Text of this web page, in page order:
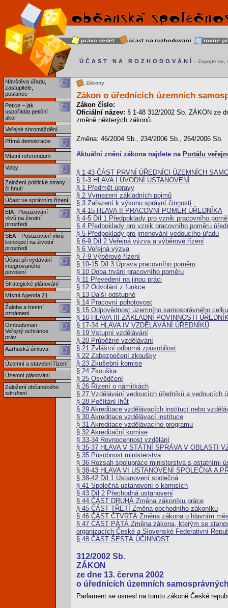
Návštěva úřadu,
zastupitele,
poslance
Petice – jak
uspořádat petiční
akci
Veřejné shromáždění
Přímá demokracie
Místní referendum
Volby
Založení politické strany
či hnutí
Účast ve správním řízení
EIA - Posuzování
vlivů na životní
prostředí
SEA – Posuzování vlivů
koncepcí na životní
prostředí
Účast při vydávání
integrovaného
povolení
Strategické plánování
Místní Agenda 21
Žaloba a trestní
oznámení
Ombudsman -
Veřejný ochránce
práv
Aarhuská úmluva
Územní a stavební řízení
Územní plánování
Založení občanského
sdružení
ÚČAST NA ROZHODOVÁNÍ - Zapojte se,
Zákony
Zákon o úřednících územních
Zákon číslo:
Oficiální název: § 1-48 312/2002 Sb. ZÁKON ze
změně některých zákonů.
Změna: 46/2004 Sb., 234/2006 Sb., 264/2006 Sb.
Aktuální znění zákona najdete na Portálu
§ 1-43 ČÁST PRVNÍ ÚŘEDNÍCI ÚZEMNÍCH
§ 1-3 HLAVA I ÚVODNÍ USTANOVENÍ
§ 1 Předmět úpravy
§ 2 Vymezení základních pojmů
§ 3 Zařazení k výkonu správní činnosti
§ 4-15 HLAVA II PRACOVNÍ POMĚR ÚŘEDNÍKA
§ 4-5 Díl 1 Předpoklady pro vznik pracovního
§ 4 Předpoklady pro vznik pracovního poměru
§ 5 Předpoklady pro jmenování vedoucího úřadu
§ 6-9 Díl 2 Veřejná výzva a výběrové řízení
§ 6 Veřejná výzva
§ 7-9 Výběrové řízení
§ 10-15 Díl 3 Úprava pracovního poměru
§ 10 Doba trvání pracovního poměru
§ 11 Převedení na jinou práci
§ 12 Odvolání z funkce
§ 13 Další odstupné
§ 14 Pracovní pohotovost
§ 15 Odpovědnost územního samosprávného
§ 16 HLAVA III ZÁKLADNÍ POVINNOSTI
§ 17-34 HLAVA IV VZDĚLÁVÁNÍ ÚŘEDNÍKŮ
§ 19 Vstupní vzdělávání
§ 20 Průběžné vzdělávání
§ 21 Zvláštní odborná způsobilost
§ 22 Zabezpečení zkoušky
§ 23 Zkušební komise
§ 24 Zkouška
§ 25 Osvědčení
§ 26 Řízení o námitkách
§ 27 Vzdělávání vedoucích úředníků a vedoucích
§ 28 Počítání lhůt
§ 29 Akreditace vzdělávacích institucí nebo
§ 30 Akreditace vzdělávací instituce
§ 31 Akreditace vzdělávacího programu
§ 32 Akreditační komise
§ 33-34 Rovnocennost vzdělání
§ 35-37 HLAVA V STÁTNÍ SPRÁVA V OBLASTI
§ 35 Působnost ministerstva
§ 36 Rozsah spolupráce ministerstva s ostatními
§ 38-43 HLAVA VI USTANOVENÍ SPOLEČNÁ A
§ 38-42 Díl 1 Ustanovení společná
§ 41 Společná ustanovení o komisích
§ 43 Díl 2 Přechodná ustanovení
§ 44 ČÁST DRUHÁ Změna zákoníku práce
§ 45 ČÁST TŘETÍ Změna obchodního zákoníku
§ 46 ČÁST ČTVRTÁ Změna zákona o hlavním
§ 47 ČÁST PÁTÁ Změna zákona, kterým se
organizacích České a Slovenské Federativní
§ 48 ČÁST ŠESTÁ ÚČINNOST
312/2002 Sb.
ZÁKON
ze dne 13. června 2002
o úřednících územních
Parlament se usnesl na tomto zákoně České